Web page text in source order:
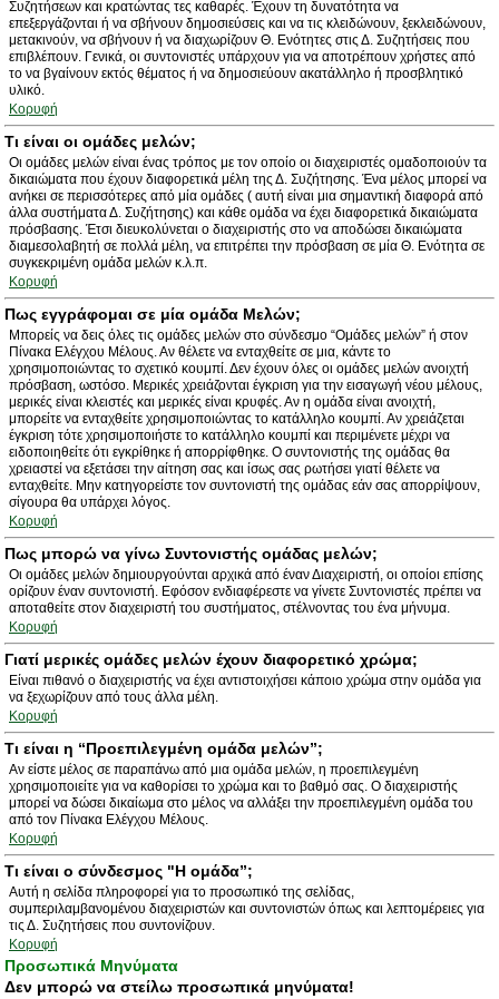
Συζητήσεων και κρατώντας τες καθαρές. Έχουν τη δυνατότητα να
επεξεργάζονται ή να σβήνουν δημοσιεύσεις και να τις κλειδώνουν, ξεκλειδώνουν,
μετακινούν, να σβήνουν ή να διαχωρίζουν Θ. Ενότητες στις Δ. Συζητήσεις που
επιβλέπουν. Γενικά, οι συντονιστές υπάρχουν για να αποτρέπουν χρήστες από
το να βγαίνουν εκτός θέματος ή να δημοσιεύουν ακατάλληλο ή προσβλητικό
υλικό.
Κορυφή
Τι είναι οι ομάδες μελών;
Οι ομάδες μελών είναι ένας τρόπος με τον οποίο οι διαχειριστές ομαδοποιούν τα
δικαιώματα που έχουν διαφορετικά μέλη της Δ. Συζήτησης. Ένα μέλος μπορεί να
ανήκει σε περισσότερες από μία ομάδες ( αυτή είναι μια σημαντική διαφορά από
άλλα συστήματα Δ. Συζήτησης) και κάθε ομάδα να έχει διαφορετικά δικαιώματα
πρόσβασης. Έτσι διευκολύνεται ο διαχειριστής στο να αποδώσει δικαιώματα
διαμεσολαβητή σε πολλά μέλη, να επιτρέπει την πρόσβαση σε μία Θ. Ενότητα σε
συγκεκριμένη ομάδα μελών κ.λ.π.
Κορυφή
Πως εγγράφομαι σε μία ομάδα Μελών;
Μπορείς να δεις όλες τις ομάδες μελών στο σύνδεσμο “Ομάδες μελών” ή στον
Πίνακα Ελέγχου Μέλους. Αν θέλετε να ενταχθείτε σε μια, κάντε το
χρησιμοποιώντας το σχετικό κουμπί. Δεν έχουν όλες οι ομάδες μελών ανοιχτή
πρόσβαση, ωστόσο. Μερικές χρειάζονται έγκριση για την εισαγωγή νέου μέλους,
μερικές είναι κλειστές και μερικές είναι κρυφές. Αν η ομάδα είναι ανοιχτή,
μπορείτε να ενταχθείτε χρησιμοποιώντας το κατάλληλο κουμπί. Αν χρειάζεται
έγκριση τότε χρησιμοποιήστε το κατάλληλο κουμπί και περιμένετε μέχρι να
ειδοποιηθείτε ότι εγκρίθηκε ή απορρίφθηκε. Ο συντονιστής της ομάδας θα
χρειαστεί να εξετάσει την αίτηση σας και ίσως σας ρωτήσει γιατί θέλετε να
ενταχθείτε. Μην κατηγορείστε τον συντονιστή της ομάδας εάν σας απορρίψουν,
σίγουρα θα υπάρχει λόγος.
Κορυφή
Πως μπορώ να γίνω Συντονιστής ομάδας μελών;
Οι ομάδες μελών δημιουργούνται αρχικά από έναν Διαχειριστή, οι οποίοι επίσης
ορίζουν έναν συντονιστή. Εφόσον ενδιαφέρεστε να γίνετε Συντονιστές πρέπει να
αποταθείτε στον διαχειριστή του συστήματος, στέλνοντας του ένα μήνυμα.
Κορυφή
Γιατί μερικές ομάδες μελών έχουν διαφορετικό χρώμα;
Είναι πιθανό ο διαχειριστής να έχει αντιστοιχήσει κάποιο χρώμα στην ομάδα για
να ξεχωρίζουν από τους άλλα μέλη.
Κορυφή
Τι είναι η “Προεπιλεγμένη ομάδα μελών”;
Αν είστε μέλος σε παραπάνω από μια ομάδα μελών, η προεπιλεγμένη
χρησιμοποιείτε για να καθορίσει το χρώμα και το βαθμό σας. Ο διαχειριστής
μπορεί να δώσει δικαίωμα στο μέλος να αλλάξει την προεπιλεγμένη ομάδα του
από τον Πίνακα Ελέγχου Μέλους.
Κορυφή
Τι είναι ο σύνδεσμος "Η ομάδα”;
Αυτή η σελίδα πληροφορεί για το προσωπικό της σελίδας,
συμπεριλαμβανομένου διαχειριστών και συντονιστών όπως και λεπτομέρειες για
τις Δ. Συζητήσεις που συντονίζουν.
Κορυφή
Προσωπικά Μηνύματα
Δεν μπορώ να στείλω προσωπικά μηνύματα!